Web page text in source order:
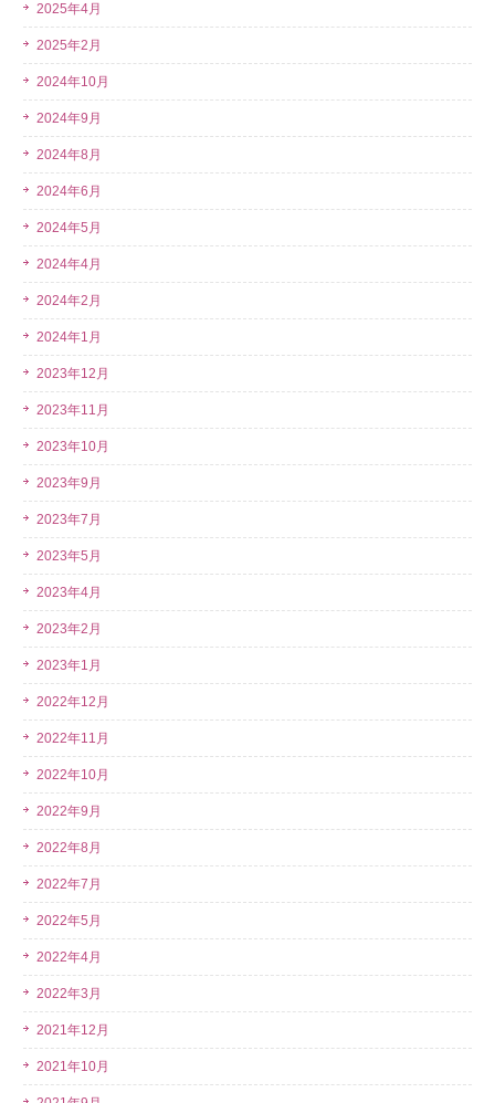
2025年4月
2025年2月
2024年10月
2024年9月
2024年8月
2024年6月
2024年5月
2024年4月
2024年2月
2024年1月
2023年12月
2023年11月
2023年10月
2023年9月
2023年7月
2023年5月
2023年4月
2023年2月
2023年1月
2022年12月
2022年11月
2022年10月
2022年9月
2022年8月
2022年7月
2022年5月
2022年4月
2022年3月
2021年12月
2021年10月